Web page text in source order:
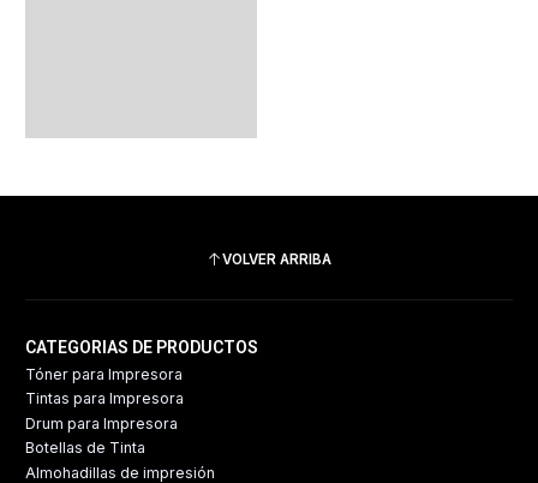
VOLVER ARRIBA
CATEGORIAS DE PRODUCTOS
Tóner para Impresora
Tintas para Impresora
Drum para Impresora
Botellas de Tinta
Almohadillas de impresión